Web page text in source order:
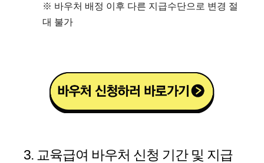
※ 바우처 배정 이후 다른 지급수단으로 변경 절
대 불가
3. 교육급여 바우처 신청 기간 및 지급